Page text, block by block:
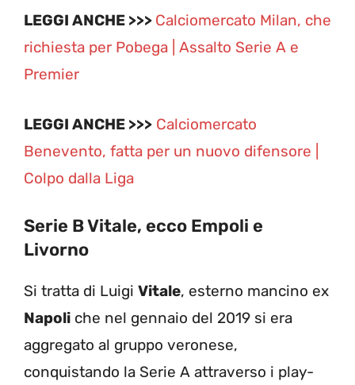
LEGGI ANCHE >>> Calciomercato Milan, che
richiesta per Pobega | Assalto Serie A e
Premier
LEGGI ANCHE >>> Calciomercato
Benevento, fatta per un nuovo difensore |
Colpo dalla Liga
Serie B Vitale, ecco Empoli e
Livorno
Si tratta di Luigi Vitale, esterno mancino ex
Napoli che nel gennaio del 2019 si era
aggregato al gruppo veronese,
conquistando la Serie A attraverso i play-